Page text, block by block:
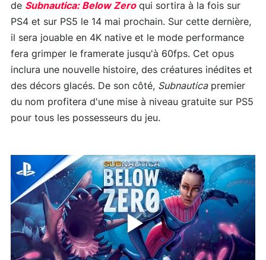
de Subnautica: Below Zeroqui sortira à la fois sur
PS4 et sur PS5 le 14 mai prochain. Sur cette dernière,
il sera jouable en 4K native et le mode performance
fera grimper le framerate jusqu'à 60fps. Cet opus
inclura une nouvelle histoire, des créatures inédites et
des décors glacés. De son côté, Subnauticapremier
du nom profitera d'une mise à niveau gratuite sur PS5
pour tous les possesseurs du jeu.